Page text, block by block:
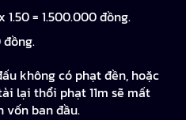
= 1.500.000 đồng.
không có phạt đền, hoặc
lại thổi phạt 11m sẽ mất
vốn ban đầu.